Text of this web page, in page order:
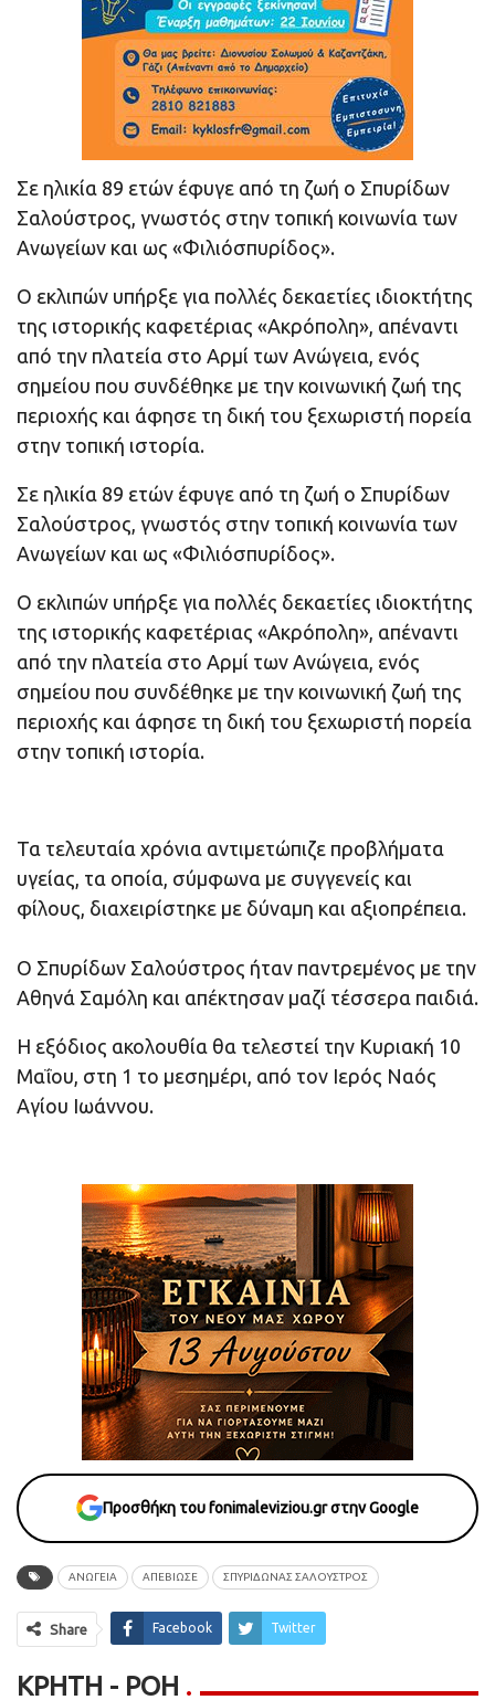
Σε ηλικία 89 ετών έφυγε από τη ζωή ο Σπυρίδων
Σαλούστρος, γνωστός στην τοπική κοινωνία των
Ανωγείων και ως «Φιλιόσπυρίδος».
Ο εκλιπών υπήρξε για πολλές δεκαετίες ιδιοκτήτης
της ιστορικής καφετέριας «Ακρόπολη», απέναντι
από την πλατεία στο Αρμί των Ανώγεια, ενός
σημείου που συνδέθηκε με την κοινωνική ζωή της
περιοχής και άφησε τη δική του ξεχωριστή πορεία
στην τοπική ιστορία.
Σε ηλικία 89 ετών έφυγε από τη ζωή ο Σπυρίδων
Σαλούστρος, γνωστός στην τοπική κοινωνία των
Ανωγείων και ως «Φιλιόσπυρίδος».
Ο εκλιπών υπήρξε για πολλές δεκαετίες ιδιοκτήτης
της ιστορικής καφετέριας «Ακρόπολη», απέναντι
από την πλατεία στο Αρμί των Ανώγεια, ενός
σημείου που συνδέθηκε με την κοινωνική ζωή της
περιοχής και άφησε τη δική του ξεχωριστή πορεία
στην τοπική ιστορία.
Τα τελευταία χρόνια αντιμετώπιζε προβλήματα
υγείας, τα οποία, σύμφωνα με συγγενείς και
φίλους, διαχειρίστηκε με δύναμη και αξιοπρέπεια.
Ο Σπυρίδων Σαλούστρος ήταν παντρεμένος με την
Αθηνά Σαμόλη και απέκτησαν μαζί τέσσερα παιδιά.
Η εξόδιος ακολουθία θα τελεστεί την Κυριακή 10
Μαΐου, στη 1 το μεσημέρι, από τον Ιερός Ναός
Αγίου Ιωάννου.
Προσθήκη του fonimaleviziou.gr στην Google
ΑΝΩΓΕΙΑ ΑΠΕΒΙΩΣΕ ΣΠΥΡΙΔΩΝΑΣ ΣΑΛΟΥΣΤΡΟΣ
Share Facebook Twitter
ΚΡΉΤΗ - ΡΟΗ